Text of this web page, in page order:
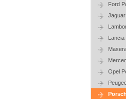
Ford
Jaguar
Lancia
Opel